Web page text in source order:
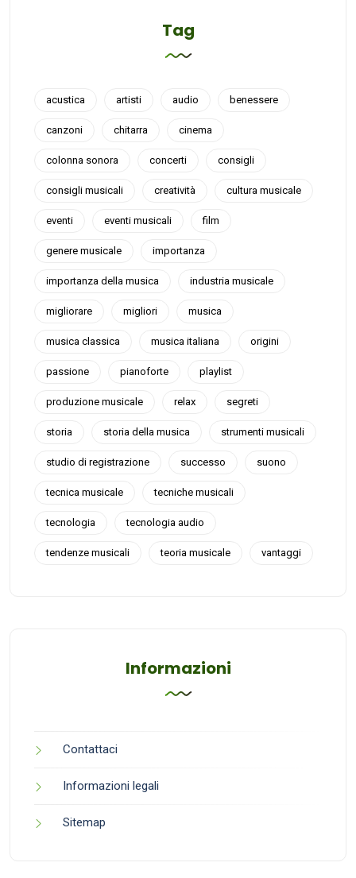
Tag
acustica artisti audio benessere
canzoni chitarra cinema
colonna sonora concerti consigli
consigli musicali creatività cultura musicale
eventi eventi musicali film
genere musicale importanza
importanza della musica industria musicale
migliorare migliori musica
musica classica musica italiana origini
passione pianoforte playlist
produzione musicale relax segreti
storia storia della musica strumenti musicali
studio di registrazione successo suono
tecnica musicale tecniche musicali
tecnologia tecnologia audio
tendenze musicali teoria musicale vantaggi
Informazioni
Contattaci
Informazioni legali
Sitemap